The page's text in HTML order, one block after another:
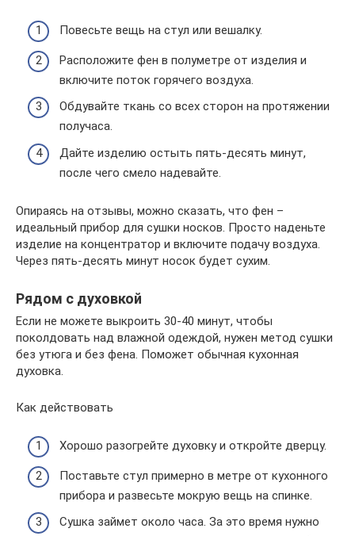
Повесьте вещь на стул или вешалку.
Расположите фен в полуметре от изделия и
включите поток горячего воздуха.
Обдувайте ткань со всех сторон на протяжении
получаса.
Дайте изделию остыть пять-десять минут,
после чего смело надевайте.
Опираясь на отзывы, можно сказать, что фен –
идеальный прибор для сушки носков. Просто наденьте
изделие на концентратор и включите подачу воздуха.
Через пять-десять минут носок будет сухим.
Рядом с духовкой
Если не можете выкроить 30-40 минут, чтобы
поколдовать над влажной одеждой, нужен метод сушки
без утюга и без фена. Поможет обычная кухонная
духовка.
Как действовать
Хорошо разогрейте духовку и откройте дверцу.
Поставьте стул примерно в метре от кухонного
прибора и развесьте мокрую вещь на спинке.
Сушка займет около часа. За это время нужно